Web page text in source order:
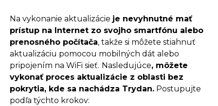
Na vykonanie aktualizácie je nevyhnutné mať
prístup na Internet zo svojho smartfónu alebo
prenosného počítača, takže si môžete stiahnuť
aktualizáciu pomocou mobilných dát alebo
pripojením na WiFi sieť. Nasledujúce, môžete
vykonať proces aktualizácie z oblasti bez
pokrytia, kde sa nachádza Trydan. Postupujte
podľa týchto krokov: